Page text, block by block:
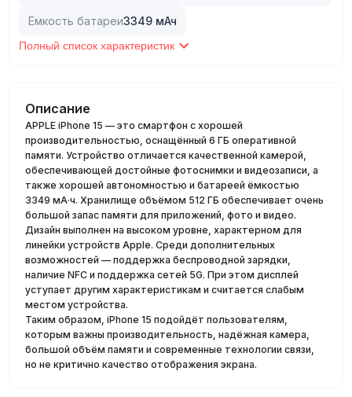
Емкость батареи3349 мАч
Полный список характеристик
Описание
APPLE iPhone 15 — это смартфон с хорошей
производительностью, оснащённый 6 ГБ оперативной
памяти. Устройство отличается качественной камерой,
обеспечивающей достойные фотоснимки и видеозаписи, а
также хорошей автономностью и батареей ёмкостью
3349 мА·ч. Хранилище объёмом 512 ГБ обеспечивает очень
большой запас памяти для приложений, фото и видео.
Дизайн выполнен на высоком уровне, характерном для
линейки устройств Apple. Среди дополнительных
возможностей — поддержка беспроводной зарядки,
наличие NFC и поддержка сетей 5G. При этом дисплей
уступает другим характеристикам и считается слабым
местом устройства.
Таким образом, iPhone 15 подойдёт пользователям,
которым важны производительность, надёжная камера,
большой объём памяти и современные технологии связи,
но не критично качество отображения экрана.